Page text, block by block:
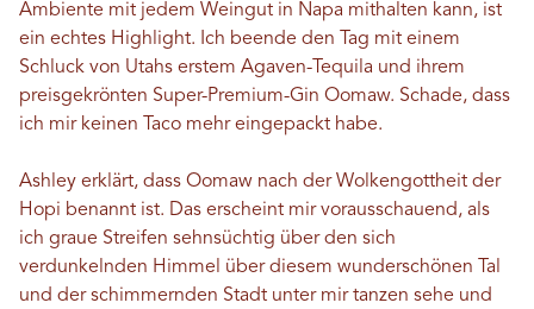
Ambiente mit jedem Weingut in Napa mithalten kann, ist
ein echtes Highlight. Ich beende den Tag mit einem
Schluck von Utahs erstem Agaven-Tequila und ihrem
preisgekrönten Super-Premium-Gin Oomaw. Schade, dass
ich mir keinen Taco mehr eingepackt habe.
Ashley erklärt, dass Oomaw nach der Wolkengottheit der
Hopi benannt ist. Das erscheint mir vorausschauend, als
ich graue Streifen sehnsüchtig über den sich
verdunkelnden Himmel über diesem wunderschönen Tal
und der schimmernden Stadt unter mir tanzen sehe und